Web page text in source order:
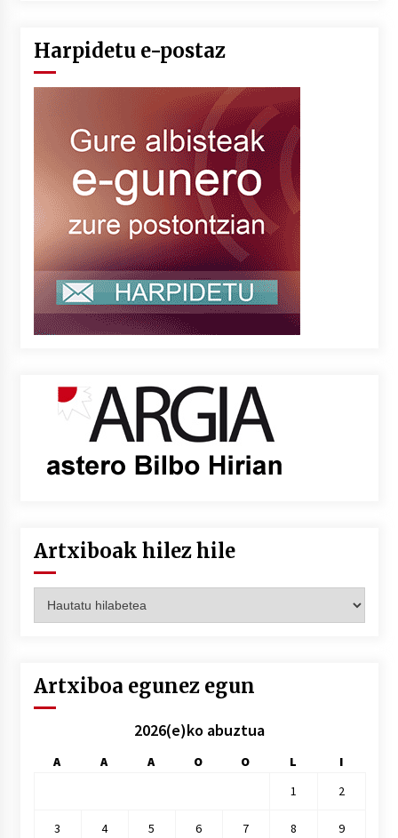
Harpidetu e-postaz
Artxiboak hilez hile
hilez
Artxiboa egunez egun
2026(e)ko abuztua
A A A O O L
I
1
2
3 4 5 6 7 8 9